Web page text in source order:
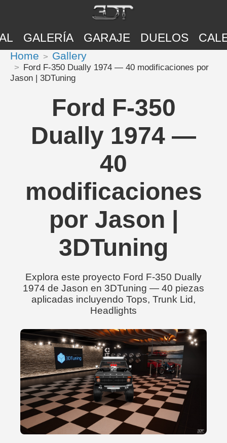
GALERÍA GARAJE DUELOS
Home Gallery
Ford F-350 Dually 1974 — 40 modificaciones por
Jason | 3DTuning
Ford F-350
Dually 1974 —
40
modificaciones
por Jason |
3DTuning
Explora este proyecto Ford F-350 Dually
1974 de Jason en 3DTuning — 40 piezas
aplicadas incluyendo Tops, Trunk Lid,
Headlights